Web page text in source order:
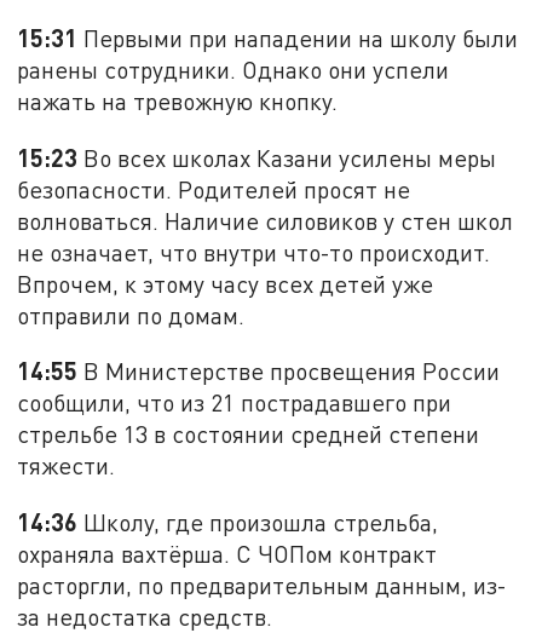
15:31 Первыми при нападении на школу были
ранены сотрудники. Однако они успели
нажать на тревожную кнопку.
15:23 Во всех школах Казани усилены меры
безопасности. Родителей просят не
волноваться. Наличие силовиков у стен школ
не означает, что внутри что-то происходит.
Впрочем, к этому часу всех детей уже
отправили по домам.
14:55 В Министерстве просвещения России
сообщили, что из 21 пострадавшего при
стрельбе 13 в состоянии средней степени
тяжести.
14:36 Школу, где произошла стрельба,
охраняла вахтёрша. С ЧОПом контракт
расторгли, по предварительным данным, из-
за недостатка средств.